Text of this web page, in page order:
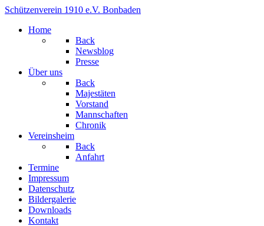
Schützenverein 1910 e.V. Bonbaden
Home
Back
Newsblog
Presse
Über uns
Back
Majestäten
Vorstand
Mannschaften
Chronik
Vereinsheim
Back
Anfahrt
Termine
Impressum
Datenschutz
Bildergalerie
Downloads
Kontakt